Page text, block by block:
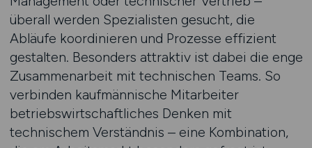
überall werden Spezialisten gesucht, die
Abläufe koordinieren und Prozesse effizient
gestalten. Besonders attraktiv ist dabei die enge
Zusammenarbeit mit technischen Teams. So
verbinden kaufmännische Mitarbeiter
betriebswirtschaftliches Denken mit
technischem Verständnis – eine Kombination,